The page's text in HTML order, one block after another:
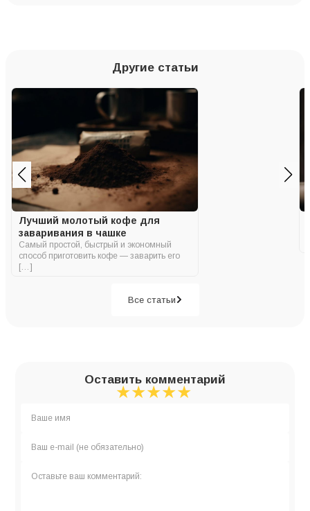
Другие статьи
Лучший молотый кофе для
заваривания в чашке
Самый простой, быстрый и экономный
способ приготовить кофе — заварить его
[…]
Все статьи
Оставить комментарий
★
★★
★★★
★★★★
★★★★★